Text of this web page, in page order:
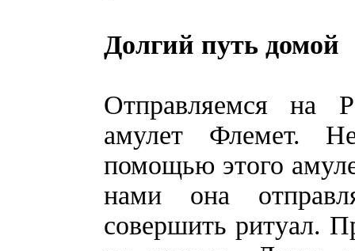
Долгий путь домой
Отправляемся на
амулет Флемет.
помощью этого
нами она
совершить ритуал.